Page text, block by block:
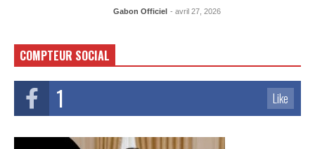
Gabon Officiel - avril 27, 2026
COMPTEUR SOCIAL
1 Like